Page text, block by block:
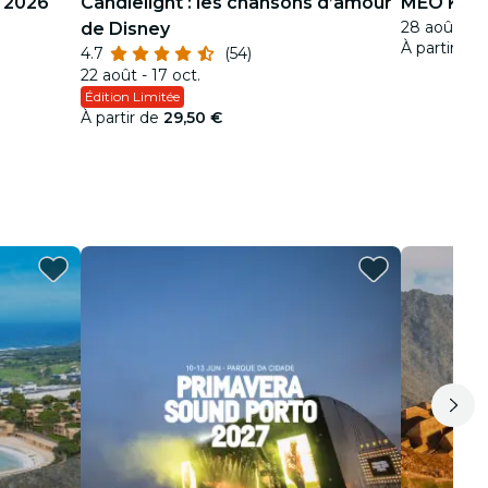
de Disney
4.7
(54)
22 août - 17 oct.
Édition Limitée
À partir de 29,50 €
28 août -
À partir de